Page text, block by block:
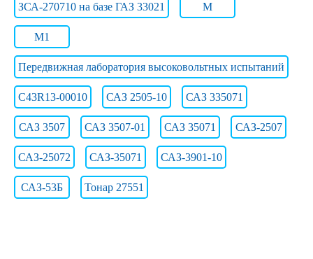
ЗСА-270710 на базе ГАЗ 33021 М
М1
Передвижная лаборатория высоковольтных испытаний
С43R13-00010 САЗ 2505-10 САЗ 335071
САЗ 3507 САЗ 3507-01 САЗ 35071 САЗ-2507
САЗ-25072 САЗ-35071 САЗ-3901-10
САЗ-53Б Тонар 27551